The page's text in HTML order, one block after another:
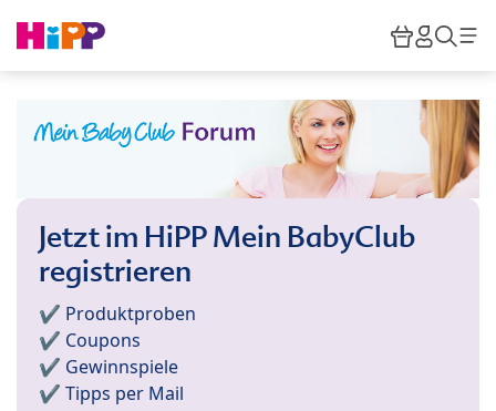
HiPP
Jetzt im HiPP Mein BabyClub
registrieren
✔️ Produktproben
✔️ Coupons
✔️ Gewinnspiele
✔️ Tipps per Mail